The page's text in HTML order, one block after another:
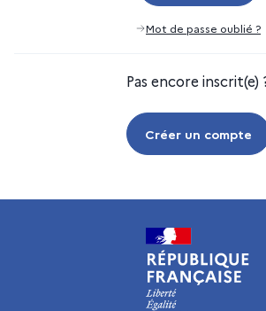
Mot de passe oublié ?
Pas encore inscrit(e)
Créer un compte